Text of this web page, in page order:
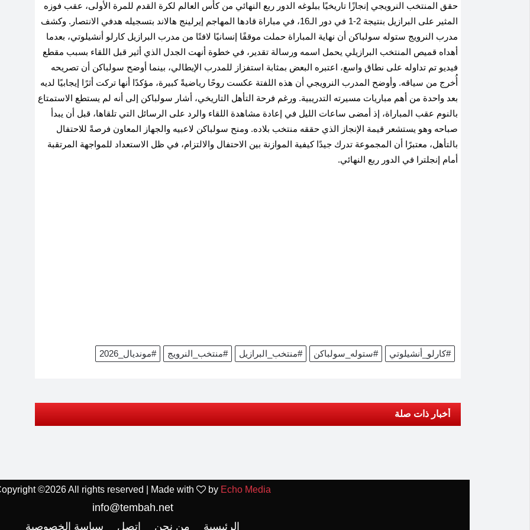
حقق المنتخب النرويجي إنجازًا تاريخيًا ببلوغه الدور ربع النهائي من كأس العالم لكرة القدم للمرة الأولى، عقب فوزه
المثير على البرازيل بنتيجة 2-1 في دور الـ16، في مباراة قادها المهاجم إيرلينج هالاند بتسجيله هدفي الانتصار. وكشف
مدرب النرويج ستوله سولباكن أن نهاية المباراة حملت موقفًا إنسانيًا لافتًا من مدرب البرازيل كارلو أنشيلوتي، بعدما
أهداه قميص المنتخب البرازيلي يحمل اسمه ورسالة تقدير، في خطوة أنهت الجدل الذي أثير قبل اللقاء بسبب مقطع
فيديو تم تداوله على نطاق واسع، اعتبره البعض بمثابة استفزاز للمدرب الإيطالي، بينما أوضح سولباكن أن تصريحه
أُخرج من سياقه. وأوضح المدرب النرويجي أن هذه اللفتة عكست روحًا رياضيةً كبيرة، مؤكدًا أنها تركت أثرًا إيجابيًا لديه
بعد واحدة من أهم مباريات مسيرته التدريبية. ورغم فرحة التأهل التاريخي، أشار سولباكن إلى أنه لم يستطع الاستمتاع
بالنوم عقب المباراة، إذ أمضى ساعات الليل في إعادة مشاهدة اللقاء والرد على الرسائل التي تلقاها، قبل أن يبدأ
صباحه وهو يستشعر قيمة الإنجاز الذي حققه منتخب بلاده. ومنح سولباكن لاعبيه والجهاز المعاون فرصةً للاحتفال
بالتأهل، معتبرًا أن المجموعة تدرك جيدًا كيفية الموازنة بين الاحتفال والالتزام، في ظل الاستعداد للمواجهة المرتقبة
أمام إنجلترا في الدور ربع النهائي.
#مونديال_2026 #منتخب_النرويج #منتخب_البرازيل #ستوله_سولباكن #كارلو_أنشيلوتي
أخبار ذات صلة
©2026 All rights reserved | Made with by Echo Media
info@tembah.net
الرئيسية
من نحن اتصل سياسة الخصوصية